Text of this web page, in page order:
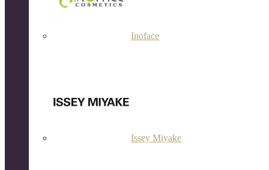
Inoface
Issey Miyake